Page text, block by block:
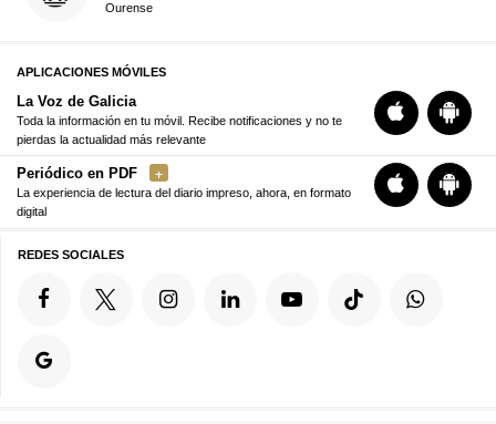
Ourense
APLICACIONES MÓVILES
La Voz de Galicia
Toda la información en tu móvil. Recibe notificaciones y no te
pierdas la actualidad más relevante
Periódico en PDF
La experiencia de lectura del diario impreso, ahora, en formato
digital
REDES SOCIALES